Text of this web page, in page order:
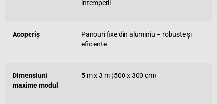
intemperii
Acoperiș
Panouri fixe din aluminiu – robuste și
eficiente
Dimensiuni
maxime modul
5 m x 3 m (500 x 300 cm)